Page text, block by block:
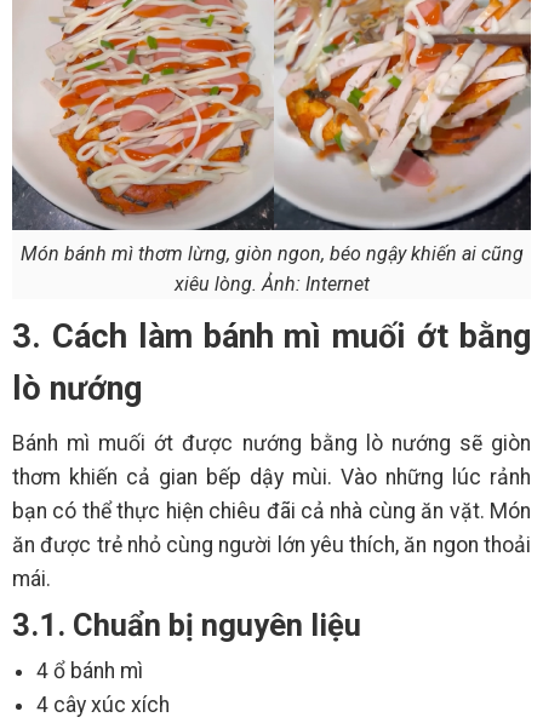
Món bánh mì thơm lừng, giòn ngon, béo ngậy khiến ai cũng
xiêu lòng. Ảnh: Internet
3. Cách làm bánh mì muối ớt bằng
lò nướng
Bánh mì muối ớt được nướng bằng lò nướng sẽ giòn
thơm khiến cả gian bếp dậy mùi. Vào những lúc rảnh
bạn có thể thực hiện chiêu đãi cả nhà cùng ăn vặt. Món
ăn được trẻ nhỏ cùng người lớn yêu thích, ăn ngon thoải
mái.
3.1. Chuẩn bị nguyên liệu
4 ổ bánh mì
4 cây xúc xích